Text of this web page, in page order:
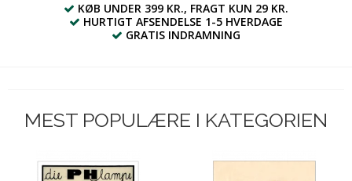
KØB UNDER 399 KR., FRAGT KUN 29 KR.
HURTIGT AFSENDELSE 1-5 HVERDAGE
GRATIS INDRAMNING
MEST POPULÆRE I KATEGORIEN